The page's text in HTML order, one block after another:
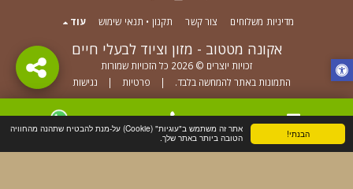
הבנתי!
אתר זה משתמש ב"עוגיות" (Cookie) על-מנת להבטיח שתהנה מהחוויה
הטובה ביותר באתר שלך.
אקונה מטטוב - מזון וציוד לבעלי חיים
זכויות יוצרים © 2026 כל הזכויות שמורות
התמונות באתר להמחשה בלבד. | פרטיות | נגישות
מדיניות משלוחים צור קשר תקנון • תנאי שימוש עוד
הירשם
WhatsApp טלפון צור קשר